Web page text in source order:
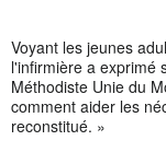
Voyant les jeunes
l'infirmière a exprimé
Méthodiste Unie du
comment aider les
reconstitué. »